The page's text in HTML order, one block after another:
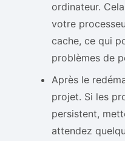
ordinateur.
votre
cache, ce qui
problèmes de
Après le
projet. Si les
persistent,
attendez